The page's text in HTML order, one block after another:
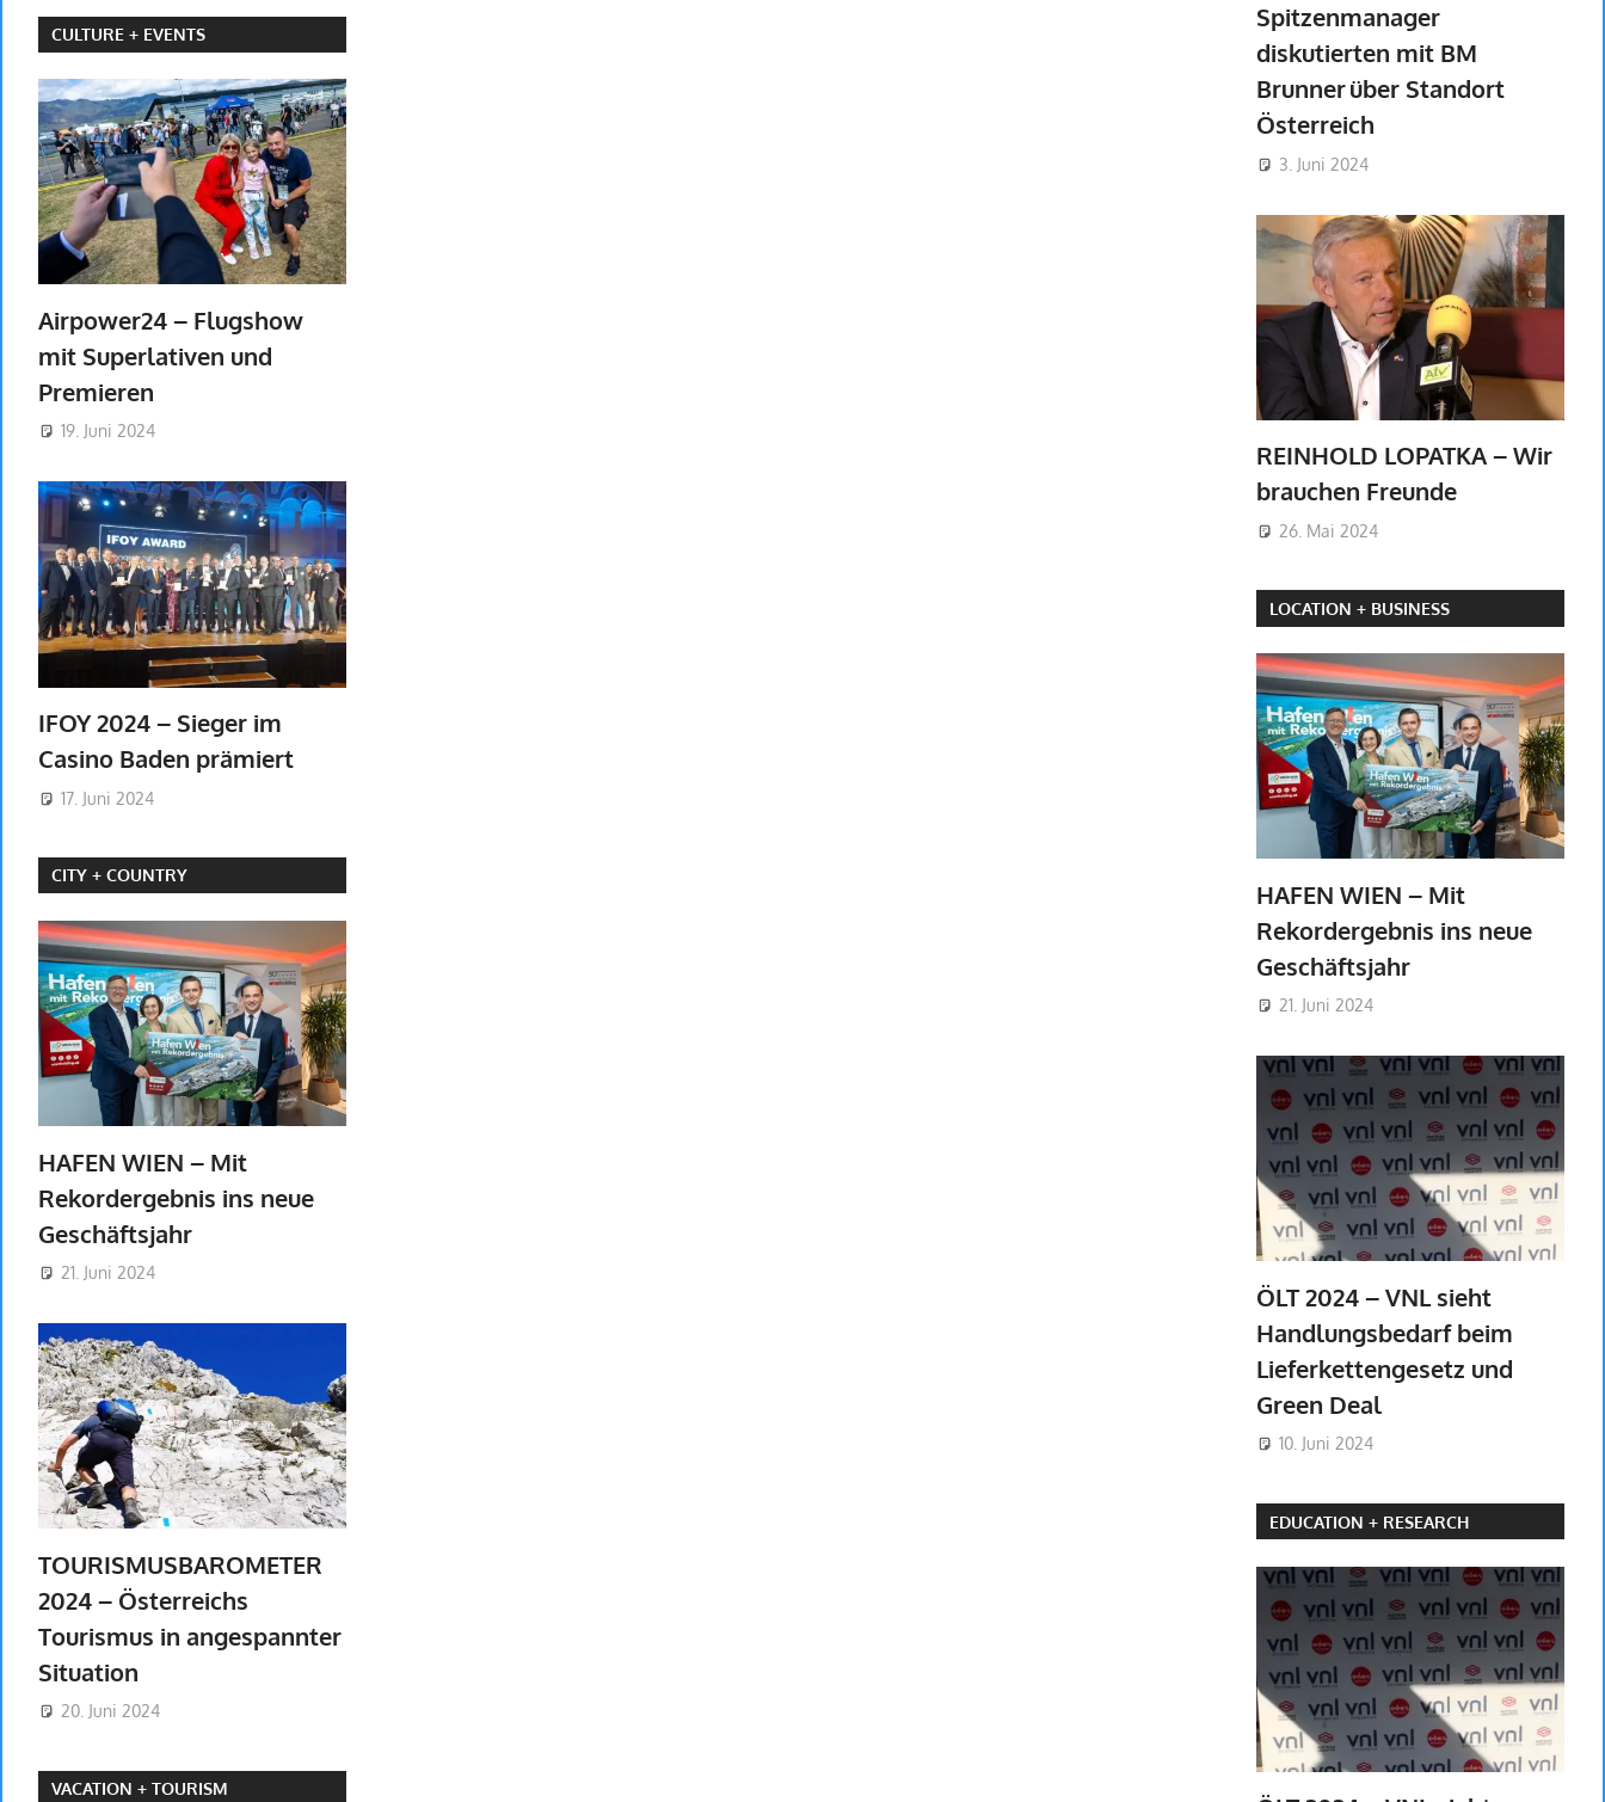
CULTURE + EVENTS
Airpower24 – Flugshow
mit Superlativen und
Premieren
19. Juni 2024
IFOY 2024 – Sieger im
Casino Baden prämiert
17. Juni 2024
CITY + COUNTRY
HAFEN WIEN – Mit
Rekordergebnis ins neue
Geschäftsjahr
21. Juni 2024
TOURISMUSBAROMETER
2024 – Österreichs
Tourismus in angespannter
Situation
20. Juni 2024
VACATION + TOURISM
Spitzenmanager
diskutierten mit BM
Brunner über Standort
Österreich
3. Juni 2024
REINHOLD LOPATKA – Wir
brauchen Freunde
26. Mai 2024
LOCATION + BUSINESS
HAFEN WIEN – Mit
Rekordergebnis ins neue
Geschäftsjahr
21. Juni 2024
ÖLT 2024 – VNL sieht
Handlungsbedarf beim
Lieferkettengesetz und
Green Deal
10. Juni 2024
EDUCATION + RESEARCH